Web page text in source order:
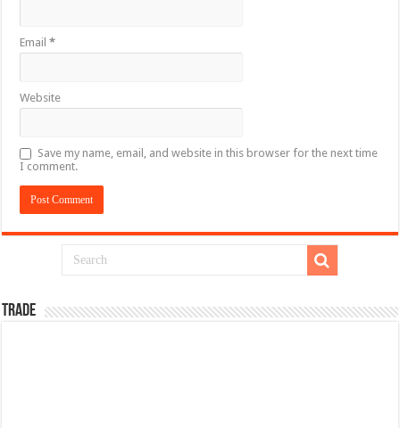
Email*
Website
Save my name, email, and website in this browser for the next time
I comment.
TRADE